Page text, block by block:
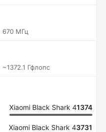
670 МГц
~1372.1 Гфлопс
Xiaomi Black Shark 41374
Xiaomi Black Shark 43731